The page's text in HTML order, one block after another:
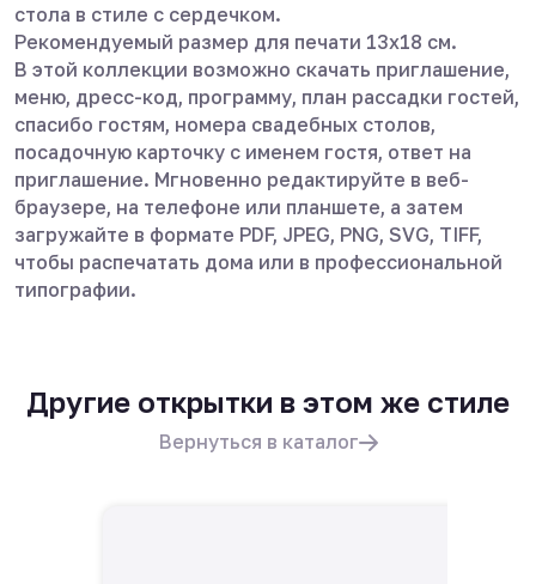
стола в стиле с сердечком.
Рекомендуемый размер для печати 13х18 см.
В этой коллекции возможно скачать приглашение,
меню, дресс-код, программу, план рассадки гостей,
спасибо гостям, номера свадебных столов,
посадочную карточку с именем гостя, ответ на
приглашение. Мгновенно редактируйте в веб-
браузере, на телефоне или планшете, а затем
загружайте в формате PDF, JPEG, PNG, SVG, TIFF,
чтобы распечатать дома или в профессиональной
типографии.
Другие открытки в этом же стиле
Вернуться в каталог